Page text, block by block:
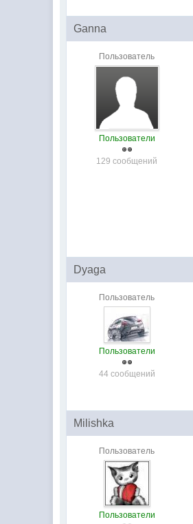
Ganna
Пользователь
Пользователи
129 сообщений
Dyaga
Пользователь
Пользователи
44 сообщений
Milishka
Пользователь
Пользователи